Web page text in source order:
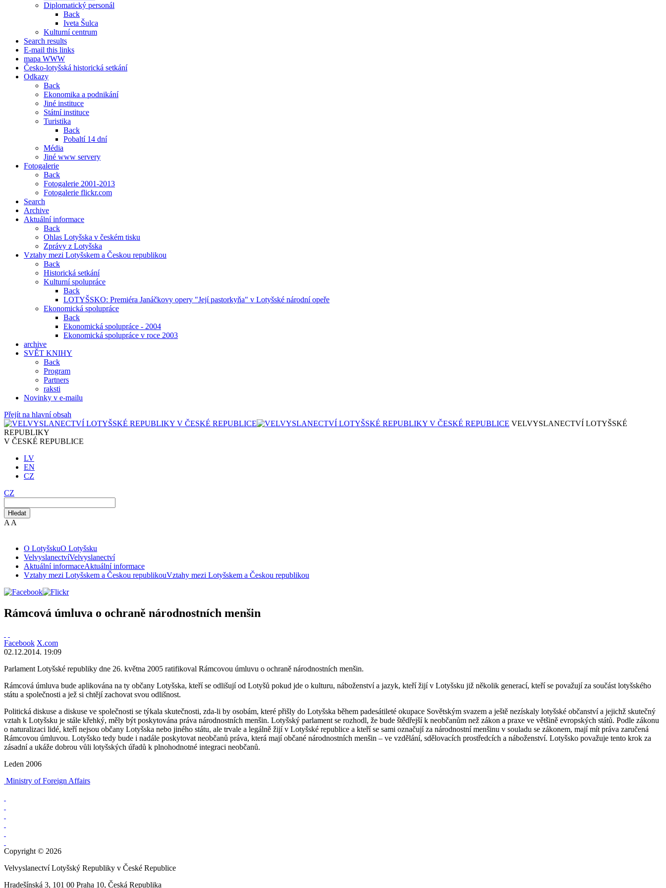
Diplomatický personál
Back
Iveta Šulca
Kulturní centrum
Search results
E-mail this links
mapa WWW
Česko-lotyšská historická setkání
Odkazy
Back
Ekonomika a podnikání
Jiné instituce
Státní instituce
Turistika
Back
Pobaltí 14 dní
Média
Jiné www servery
Fotogalerie
Back
Fotogalerie 2001-2013
Fotogalerie flickr.com
Search
Archive
Aktuální informace
Back
Ohlas Lotyšska v českém tisku
Zprávy z Lotyšska
Vztahy mezi Lotyšskem a Českou republikou
Back
Historická setkání
Kulturní spolupráce
Back
LOTYŠSKO: Premiéra Janáčkovy opery "Její pastorkyňa" v Lotyšské národní opeře
Ekonomická spolupráce
Back
Ekonomická spolupráce - 2004
Ekonomická spolupráce v roce 2003
archive
SVĚT KNIHY
Back
Program
Partners
raksti
Novinky v e-mailu
Přejít na hlavní obsah
VELVYSLANECTVÍ LOTYŠSKÉ
REPUBLIKY
V ČESKÉ REPUBLICE
LV
EN
CZ
CZ
Hledat
A A
O LotyšskuO Lotyšsku
VelvyslanectvíVelvyslanectví
Aktuální informaceAktuální informace
Vztahy mezi Lotyšskem a Českou republikouVztahy mezi Lotyšskem a Českou republikou
Rámcová úmluva o ochraně národnostních menšin
Facebook X.com
02.12.2014. 19:09
Parlament Lotyšské republiky dne 26. května 2005 ratifikoval Rámcovou úmluvu o ochraně národnostních menšin.
Rámcová úmluva bude aplikována na ty občany Lotyšska, kteří se odlišují od Lotyšů pokud jde o kulturu, náboženství a jazyk, kteří žijí v Lotyšsku již několik generací, kteří se považují za součást lotyšského
státu a společnosti a jež si chtějí zachovat svou odlišnost.
Politická diskuse a diskuse ve společnosti se týkala skutečnosti, zda-li by osobám, které přišly do Lotyšska během padesátileté okupace Sovětským svazem a ještě nezískaly lotyšské občanství a jejichž skutečný
vztah k Lotyšsku je stále křehký, měly být poskytována práva národnostních menšin. Lotyšský parlament se rozhodl, že bude štědřejší k neobčanům než zákon a praxe ve většině evropských států. Podle zákonu
o naturalizaci lidé, kteří nejsou občany Lotyšska nebo jiného státu, ale trvale a legálně žijí v Lotyšské republice a kteří se sami označují za národnostní menšinu v souladu se zákonem, mají mít práva zaručená
Rámcovou úmluvou. Lotyšsko tedy bude i nadále poskytovat neobčanů práva, která mají občané národnostních menšin – ve vzdělání, sdělovacích prostředcích a náboženství. Lotyšsko považuje tento krok za
zásadní a ukáže dobrou vůli lotyšských úřadů k plnohodnotné integraci neobčanů.
Leden 2006
Ministry of Foreign Affairs
Copyright © 2026
Velvyslanectví Lotyšský Republiky v České Republice
Hradešínská 3, 101 00 Praha 10, Česká Republika